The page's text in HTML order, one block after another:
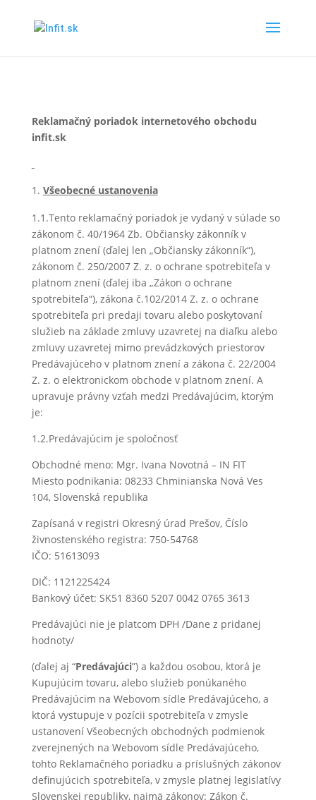
Reklamačný poriadok internetového obchodu
infit.sk
Všeobecné ustanovenia
1.1.Tento reklamačný poriadok je vydaný v súlade so
zákonom č. 40/1964 Zb. Občiansky zákonník v
platnom znení (ďalej len „Občiansky zákonník“),
zákonom č. 250/2007 Z. z. o ochrane spotrebiteľa v
platnom znení (ďalej iba „Zákon o ochrane
spotrebiteľa“), zákona č.102/2014 Z. z. o ochrane
spotrebiteľa pri predaji tovaru alebo poskytovaní
služieb na základe zmluvy uzavretej na diaľku alebo
zmluvy uzavretej mimo prevádzkových priestorov
Predávajúceho v platnom znení a zákona č. 22/2004
Z. z. o elektronickom obchode v platnom znení. A
upravuje právny vzťah medzi Predávajúcim, ktorým
je:
1.2.Predávajúcim je spoločnosť
Obchodné meno: Mgr. Ivana Novotná – IN FIT
Miesto podnikania: 08233 Chminianska Nová Ves
104, Slovenská republika
Zapísaná v registri Okresný úrad Prešov, Číslo
živnostenského registra: 750-54768
IČO: 51613093
DIČ: 1121225424
Bankový účet: SK51 8360 5207 0042 0765 3613
Predávajúci nie je platcom DPH /Dane z pridanej
hodnoty/
(ďalej aj “Predávajúci”) a každou osobou, ktorá je
Kupujúcim tovaru, alebo služieb ponúkaného
Predávajúcim na Webovom sídle Predávajúceho, a
ktorá vystupuje v pozícii spotrebiteľa v zmysle
ustanovení Všeobecných obchodných podmienok
zverejnených na Webovom sídle Predávajúceho,
tohto Reklamačného poriadku a príslušných zákonov
definujúcich spotrebiteľa, v zmysle platnej legislatívy
Slovenskej republiky, najmä zákonov: Zákon č.